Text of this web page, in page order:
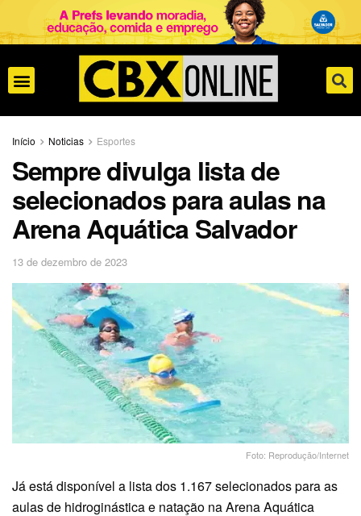
Início Noticias Esportes
Sempre divulga lista de
selecionados para aulas na
Arena Aquática Salvador
13 de dezembro de 2023
Foto: Reprodução/Internet
Já está disponível a lista dos 1.167 selecionados para as
aulas de hidroginástica e natação na Arena Aquática